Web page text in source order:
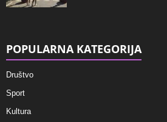
POPULARNA KATEGORIJA
Društvo
Sport
Kultura